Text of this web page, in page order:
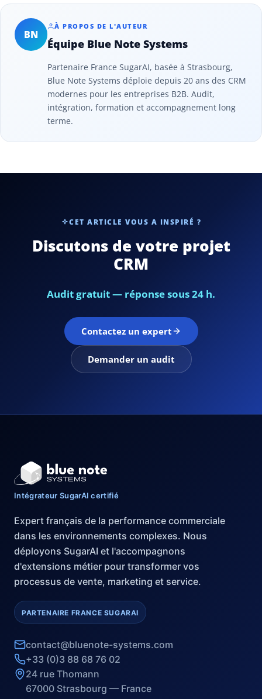
BN
À PROPOS DE L'AUTEUR
Équipe Blue Note Systems
Partenaire France SugarAI, basée à Strasbourg,
Blue Note Systems déploie depuis 20 ans des CRM
modernes pour les entreprises B2B. Audit,
intégration, formation et accompagnement long
terme.
CET ARTICLE VOUS A INSPIRÉ ?
Discutons de votre projet
CRM
Audit gratuit — réponse sous 24 h.
Contactez un expert
Demander un audit
Intégrateur SugarAI certifié
Expert français de la performance commerciale
dans les environnements complexes. Nous
déployons SugarAI et l'accompagnons
d'extensions métier pour transformer vos
processus de vente, marketing et service.
PARTENAIRE FRANCE SUGARAI
contact@bluenote-systems.com
+33 (0)3 88 68 76 02
24 rue Thomann
67000 Strasbourg — France